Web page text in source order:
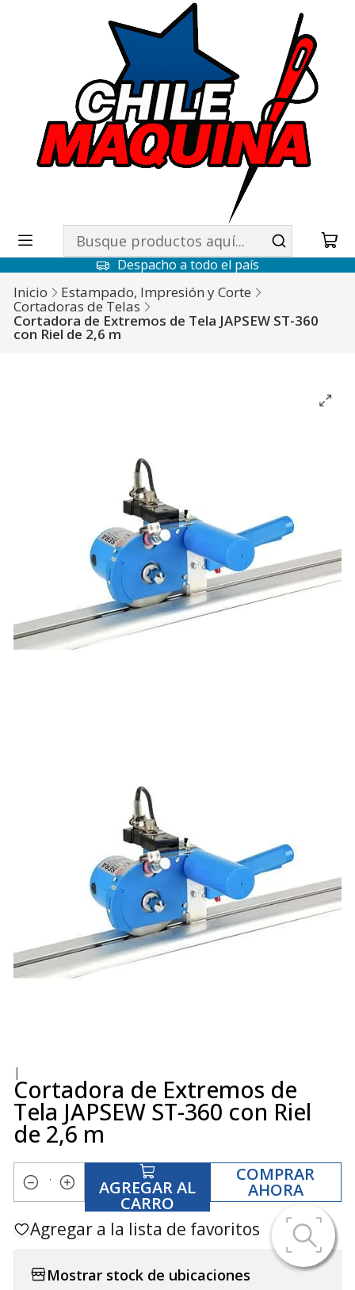
Despacho a todo el país
Inicio Estampado, Impresión y Corte
Cortadoras de Telas
Cortadora de Extremos de Tela JAPSEW ST-360
con Riel de 2,6 m
|
Cortadora de Extremos de
Tela JAPSEW ST-360 con Riel
de 2,6 m
Cantidad AGREGAR AL
CARRO
COMPRAR
AHORA
Agregar a la lista de favoritos
Mostrar stock de ubicaciones